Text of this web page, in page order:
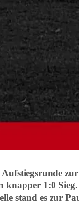
Aufstiegsrunde
1:0 Sieg.
stand es zur